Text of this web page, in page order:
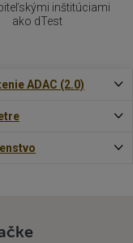
inštitúciami
ako dTest
ADAC (2.0)